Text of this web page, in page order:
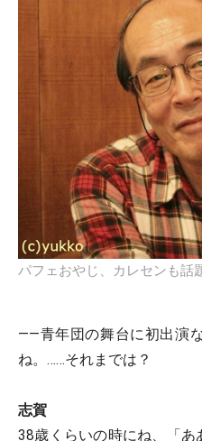
パフェおやじ、カレセンも話
――青年団の舞台に初出演
ね。……それまでは？
志賀
38歳くらいの時にね、「